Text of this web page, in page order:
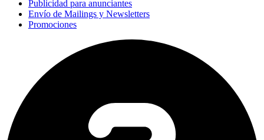
Publicidad para anunciantes
Envío de Mailings y Newsletters
Promociones